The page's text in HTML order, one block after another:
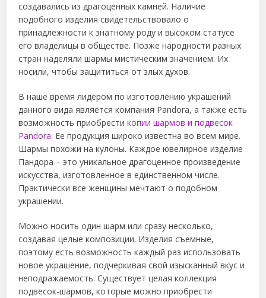
создавались из драгоценных камней. Наличие
подобного изделия свидетельствовало о
принадлежности к знатному роду и высоком статусе
его владелицы в обществе. Позже народности разных
стран наделяли шармы мистическим значением. Их
носили, чтобы защититься от злых духов.
В наше время лидером по изготовлению украшений
данного вида является компания Pandora, а также есть
возможность приобрестикопии шармов и подвесок
Pandora. Ее продукция широко известна во всем мире.
Шармы похожи на кулоны. Каждое ювелирное изделие
Пандора – это уникальное драгоценное произведение
искусства, изготовленное в единственном числе.
Практически все женщины мечтают о подобном
украшении.
Можно носить один шарм или сразу несколько,
создавая целые композиции. Изделия съемные,
поэтому есть возможность каждый раз использовать
новое украшение, подчеркивая свой изысканный вкус и
неподражаемость. Существует целая коллекция
подвесок-шармов, которые можно приобрести